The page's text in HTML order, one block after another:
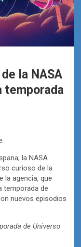
la NASA
temporada
la NASA
curioso de la
la agencia, que
temporada de
nuevos episodios
de Universo